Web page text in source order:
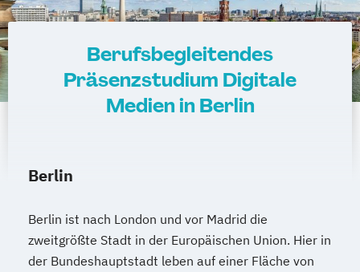
Berufsbegleitendes
Präsenzstudium Digitale
Medien in Berlin
Berlin
Berlin ist nach London und vor Madrid die
zweitgrößte Stadt in der Europäischen Union. Hier in
der Bundeshauptstadt leben auf einer Fläche von